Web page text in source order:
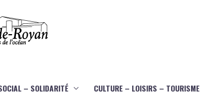
– SOLIDARITÉ CULTURE – LOISIRS – TOURISME